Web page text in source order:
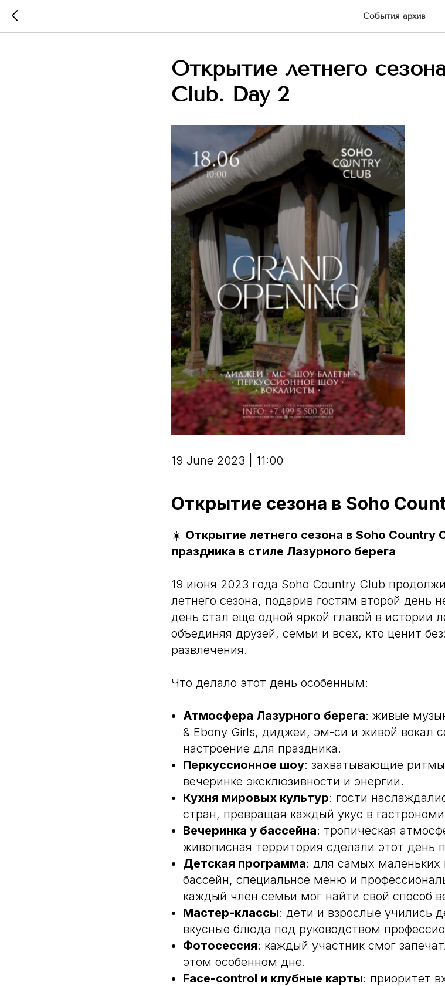
События архив
Открытие летнего
Club. Day 2
19 June 2023 | 11:00
Открытие сезона в Soho
☀️ Открытие летнего сезона в Soho
праздника в стиле Лазурного берега
19 июня 2023 года Soho Country Club
летнего сезона, подарив гостям второй день
день стал еще одной яркой главой в истории
объединяя друзей, семьи и всех, кто ценит
развлечения.
Что делало этот день особенным:
Атмосфера Лазурного берега: живые
& Ebony Girls, диджеи, эм-си и живой вокал
настроение для праздника.
Перкуссионное шоу: захватывающие
вечеринке эксклюзивности и энергии.
Кухня мировых культур: гости
стран, превращая каждый укус в
Вечеринка у бассейна: тропическая
живописная территория сделали этот день
Детская программа: для самых маленьких
бассейн, специальное меню и
каждый член семьи мог найти свой способ
Мастер-классы: дети и взрослые учились
вкусные блюда под руководством
Фотосессия: каждый участник смог
этом особенном дне.
Face-control и клубные карты: приоритет
+7 (499) 550-05-00
+7 (977) 000-95-27
Ежедневно, 12:00 — 23:00
Москва, Мякининское
Красногорск, м.